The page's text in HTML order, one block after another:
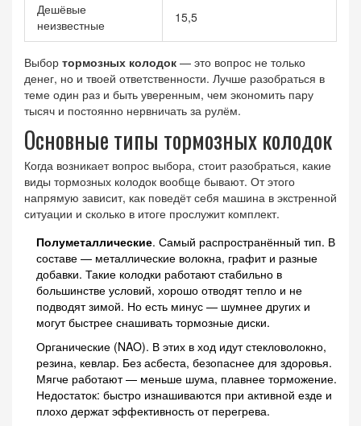
Дешёвые
неизвестные
15,5
Выбор тормозных колодок — это вопрос не только
денег, но и твоей ответственности. Лучше разобраться в
теме один раз и быть уверенным, чем экономить пару
тысяч и постоянно нервничать за рулём.
Основные типы тормозных колодок
Когда возникает вопрос выбора, стоит разобраться, какие
виды тормозных колодок вообще бывают. От этого
напрямую зависит, как поведёт себя машина в экстренной
ситуации и сколько в итоге прослужит комплект.
Полуметаллические. Самый распространённый тип. В
составе — металлические волокна, графит и разные
добавки. Такие колодки работают стабильно в
большинстве условий, хорошо отводят тепло и не
подводят зимой. Но есть минус — шумнее других и
могут быстрее снашивать тормозные диски.
Органические (NAO). В этих в ход идут стекловолокно,
резина, кевлар. Без асбеста, безопаснее для здоровья.
Мягче работают — меньше шума, плавнее торможение.
Недостаток: быстро изнашиваются при активной езде и
плохо держат эффективность от перегрева.